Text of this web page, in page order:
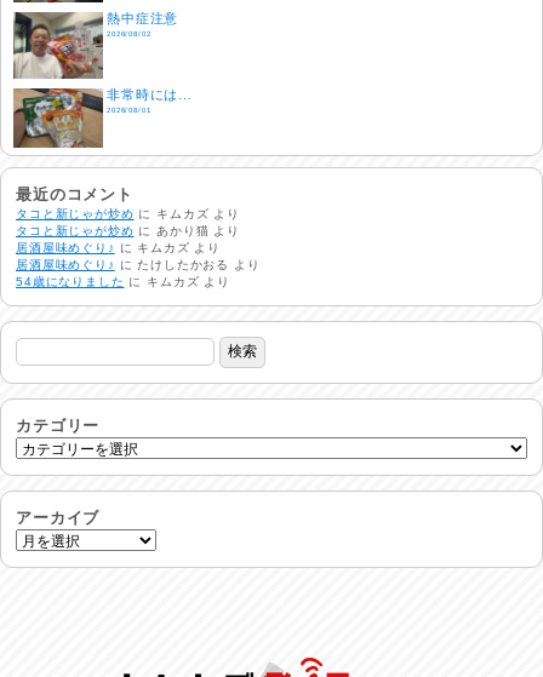
熱中症注意
2026/08/02
非常時には…
2026/08/01
生活支援情報
2026/07/31
24時間体制
2026/07/30
命を守る行動を…
2026/07/29
土用丑の日♪
反省会♪
2026/07/27
最近のコメント
タコと新じゃが炒め に キムカズ より
タコと新じゃが炒め に あかり猫 より
居酒屋味めぐり♪
に キムカズ より
居酒屋味めぐり♪
にたけしたかおる
より
54歳になりました に キムカズ より
カテゴリー
アーカイブ